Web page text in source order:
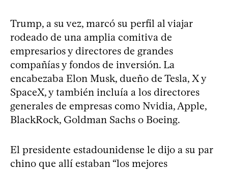
Trump, a su vez, marcó su perfil al viajar
rodeado de una amplia comitiva de
empresarios y directores de grandes
compañías y fondos de inversión. La
encabezaba Elon Musk, dueño de Tesla, X y
SpaceX, y también incluía a los directores
generales de empresas como Nvidia, Apple,
BlackRock, Goldman Sachs o Boeing.
El presidente estadounidense le dijo a su par
chino que allí estaban “los mejores